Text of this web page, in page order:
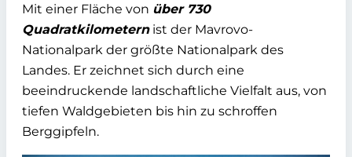
Mit einer Fläche von über 730
Quadratkilometernist der Mavrovo-
Nationalpark der größte Nationalpark des
Landes. Er zeichnet sich durch eine
beeindruckende landschaftliche Vielfalt aus, von
tiefen Waldgebieten bis hin zu schroffen
Berggipfeln.